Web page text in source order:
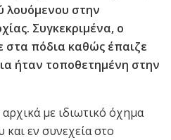
λουόμενου στην
Συγκεκριμένα, ο
στα πόδια καθώς έπαιζε
ήταν τοποθετημένη στην
με ιδιωτικό όχημα
και εν συνεχεία στο